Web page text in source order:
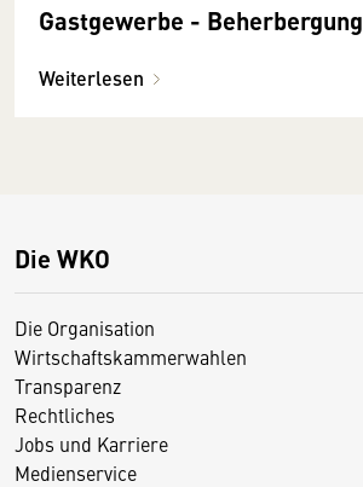
Gastgewerbe - Beherbergung
Weiterlesen
Die WKO
Die Organisation
Wirtschaftskammerwahlen
Transparenz
Rechtliches
Jobs und Karriere
Medienservice